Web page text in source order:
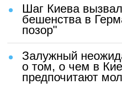
Шаг Киева
бешенства в
позор"
Залужный
о том, о чем в
предпочитают